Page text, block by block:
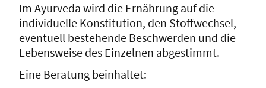
Im Ayurveda wird die Ernährung auf die
individuelle Konstitution, den Stoffwechsel,
eventuell bestehende Beschwerden und die
Lebensweise des Einzelnen abgestimmt.
Eine Beratung beinhaltet: